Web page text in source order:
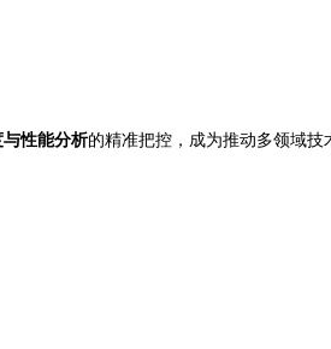
性能分析的精准把控，成为推动多领域技